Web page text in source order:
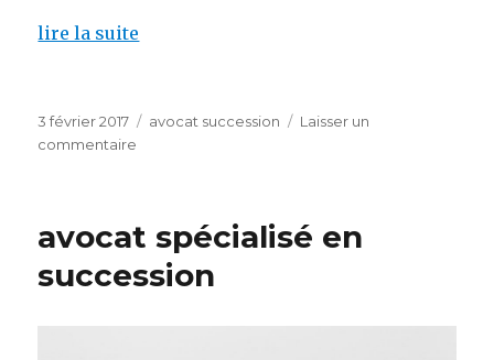
lire la suite
Publié
le
3 février 2017 Catégories
avocat succession
Laisser un
commentaire
avocat spécialisé en
succession